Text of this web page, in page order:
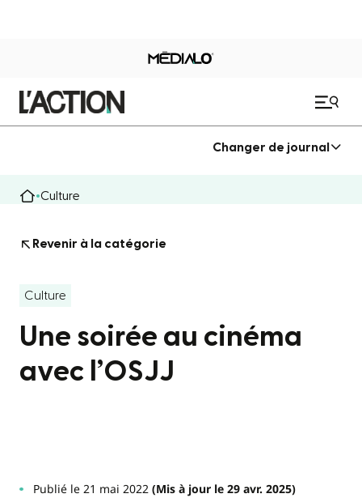
Changer de journal
Culture
Revenir à la catégorie
Culture
Une soirée au cinéma
avec l’OSJJ
Publié le 21 mai 2022(Mis à jour le 29 avr. 2025)